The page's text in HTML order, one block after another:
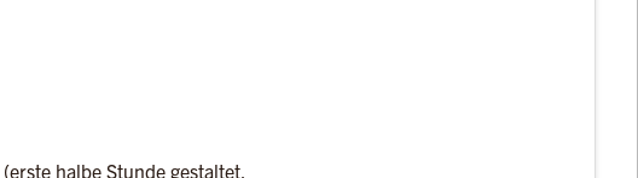
(erste halbe Stunde gestaltet,